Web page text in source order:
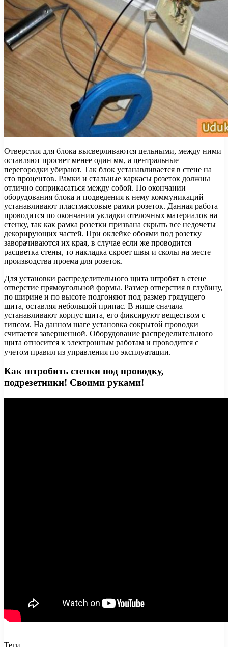
Отверстия для блока высверливаются цельными, между ними
оставляют просвет менее один мм, а центральные
перегородки убирают. Так блок устанавливается в стене на
сто процентов. Рамки и стальные каркасы розеток должны
отлично соприкасаться между собой. По окончании
оборудования блока и подведения к нему коммуникаций
устанавливают пластмассовые рамки розеток. Данная работа
проводится по окончании укладки отелочных материалов на
стенку, так как рамка розетки призвана скрыть все недочеты
декорирующих частей. При оклейке обоями под розетку
заворачиваются их края, в случае если же проводится
расцветка стены, то накладка скроет швы и сколы на месте
производства проема для розеток.
Для установки распределительного щита штробят в стене
отверстие прямоугольной формы. Размер отверстия в глубину,
по ширине и по высоте подгоняют под размер грядущего
щита, оставляя небольшой припас. В нише сначала
устанавливают корпус щита, его фиксируют веществом с
гипсом. На данном шаге установка сокрытой проводки
считается завершенной. Оборудование распределительного
щита относится к электронным работам и проводится с
учетом правил из управления по эксплуатации.
Как штробить стенки под проводку,
подрезетники! Своими руками!